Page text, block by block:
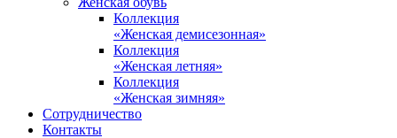
Коллекция
«Женская демисезонная»
Коллекция
«Женская летняя»
Коллекция
«Женская зимняя»
Сотрудничество
Контакты